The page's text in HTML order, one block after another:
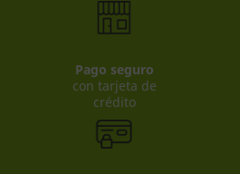
Pago seguro
con tarjeta de
crédito